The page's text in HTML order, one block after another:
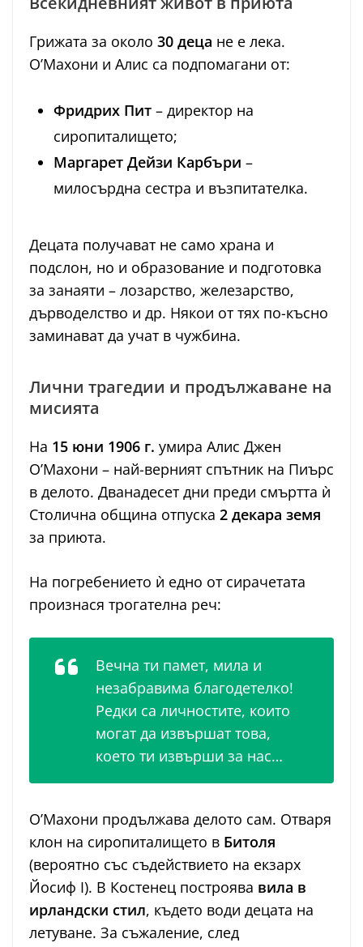
Грижата за около 30 деца не е лека.
О’Махони и Алис са подпомагани от:
Фридрих Пит – директор на
сиропиталището;
Маргарет Дейзи Карбъри –
милосърдна сестра и възпитателка.
Децата получават не само храна и
подслон, но и образование и подготовка
за занаяти – лозарство, железарство,
дърводелство и др. Някои от тях по-късно
заминават да учат в чужбина.
Лични трагедии и продължаване на
мисията
На 15 юни 1906 г. умира Алис Джен
О’Махони – най-верният спътник на Пиърс
в делото. Дванадесет дни преди смъртта ѝ
Столична община отпуска 2 декара земя
за приюта.
На погребението ѝ едно от сирачетата
произнася трогателна реч:
Вечна ти памет, мила и
незабравима благодетелко!
Редки са личностите, които
могат да извършат това,
което ти извърши за нас…
О’Махони продължава делото сам. Отваря
клон на сиропиталището в Битоля
(вероятно със съдействието на екзарх
Йосиф I). В Костенец построява вила в
ирландски стил, където води децата на
летуване. За съжаление, след